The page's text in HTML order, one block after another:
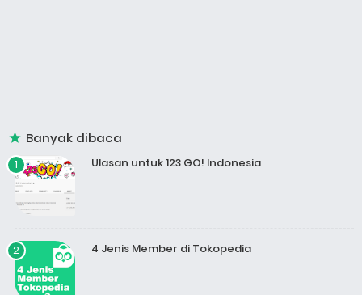
Banyak dibaca
Ulasan untuk 123 GO! Indonesia
4 Jenis Member di Tokopedia